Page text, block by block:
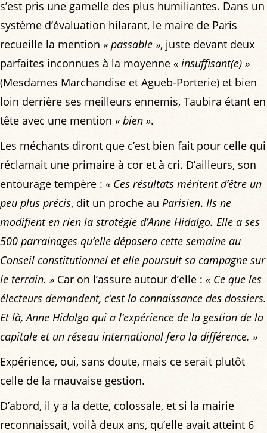
s’est pris une gamelle des plus humiliantes. Dans un
système d’évaluation hilarant, le maire de Paris
recueille la mention « passable », juste devant deux
parfaites inconnues à la moyenne « insuffisant(e) »
(Mesdames Marchandise et Agueb-Porterie) et bien
loin derrière ses meilleurs ennemis, Taubira étant en
tête avec une mention « bien ».
Les méchants diront que c’est bien fait pour celle qui
réclamait une primaire à cor et à cri. D’ailleurs, son
entourage tempère : « Ces résultats méritent d’être un
peu plus précis, dit un proche au Parisien. Ils ne
modifient en rien la stratégie d’Anne Hidalgo. Elle a ses
500 parrainages qu’elle déposera cette semaine au
Conseil constitutionnel et elle poursuit sa campagne sur
le terrain. » Car on l’assure autour d’elle : « Ce que les
électeurs demandent, c’est la connaissance des dossiers.
Et là, Anne Hidalgo qui a l’expérience de la gestion de la
capitale et un réseau international fera la différence. »
Expérience, oui, sans doute, mais ce serait plutôt
celle de la mauvaise gestion.
D’abord, il y a la dette, colossale, et si la mairie
reconnaissait, voilà deux ans, qu’elle avait atteint 6